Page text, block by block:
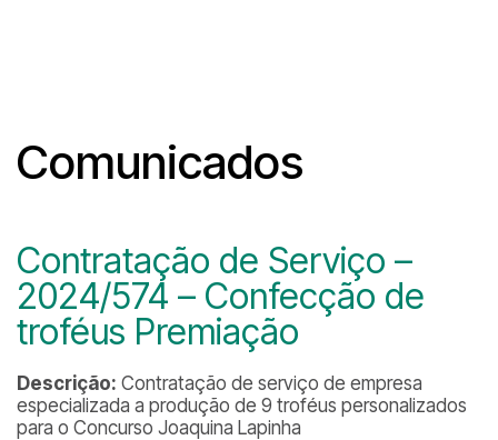
Comunicados
Contratação de Serviço –
2024/574 – Confecção de
troféus Premiação
Descrição: Contratação de serviço de empresa
especializada a produção de 9 troféus personalizados
para o Concurso Joaquina Lapinha